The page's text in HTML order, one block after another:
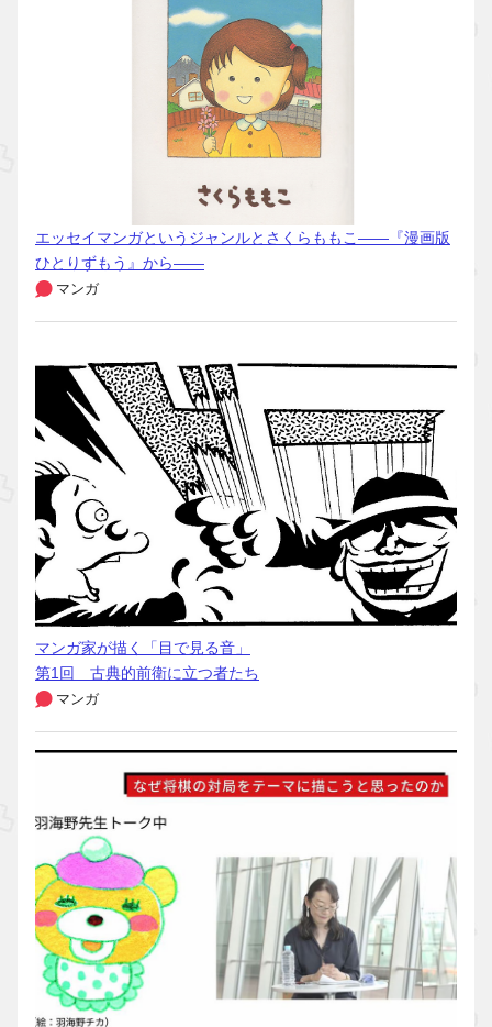
エッセイマンガというジャンルとさくらももこ――『漫画版
ひとりずもう』から――
マンガ
マンガ家が描く「目で見る音」
第1回 古典的前衛に立つ者たち
マンガ